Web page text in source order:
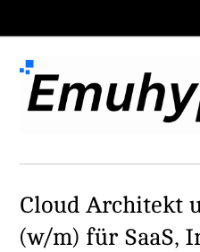
Cloud Architekt
(w/m) für SaaS,